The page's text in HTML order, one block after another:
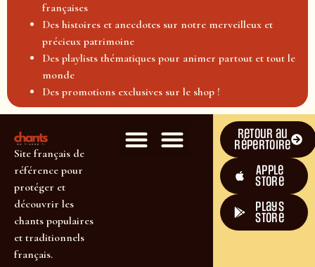
françaises
Des histoires et anecdotes sur notre merveilleux et
précieux patrimoine
Des playlists thématiques pour animer partout et tout le
monde
Des promotions exclusives sur le shop !
Site français de
référence pour
protéger et
découvrir les
chants populaires
et traditionnels
français.
Retour au
répertoire
Apple
Store
plays
store